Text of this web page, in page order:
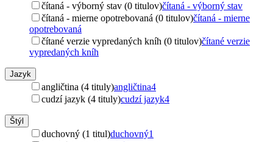
čítaná - výborný stav (0 titulov)čítaná - výborný stav
čítaná - mierne opotrebovaná (0 titulov)čítaná - mierne
opotrebovaná
čítané verzie vypredaných kníh (0 titulov)čítané verzie
vypredaných kníh
Jazyk
angličtina (4 tituly)angličtina4
cudzí jazyk (4 tituly)cudzí jazyk4
Štýl
duchovný (1 titul)duchovný1